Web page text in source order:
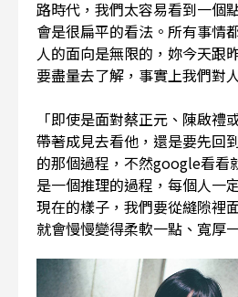
路時代，我們太容易看到一個
會是很扁平的看法。所有事情
人的面向是無限的，妳今天跟
要盡量去了解，事實上我們對
「即使是面對蔡正元、陳啟禮
帶著成見去看他，還是要先回
的那個過程，不然google看看
是一個推理的過程，每個人一
現在的樣子，我們要從縫隙裡
就會慢慢變得柔軟一點、寬厚一